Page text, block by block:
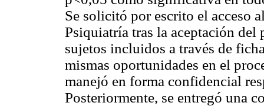
Se solicitó por escrito el acceso
Psiquiatría tras la aceptación
sujetos incluidos a través de
mismas oportunidades en el
manejó en forma confidencial
Posteriormente, se entregó una